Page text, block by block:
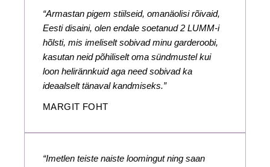
“Armastan pigem stiilseid, omanäolisi rõivaid,
Eesti disaini, olen endale soetanud 2 LUMM-i
hõlsti, mis imeliselt sobivad minu garderoobi,
kasutan neid põhiliselt oma sündmustel kui
loon helirännkuid aga need sobivad ka
ideaalselt tänaval kandmiseks.”
MARGIT FOHT
“Imetlen teiste naiste loomingut ning saan